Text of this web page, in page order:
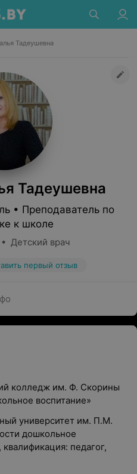
Тадеушевна
Тадеушевна
• Преподаватель по
к школе
Детский врач
первый отзыв
колледж им. Ф. Скорины
воспитание»
университет им. П.М.
дошкольное
педагог,